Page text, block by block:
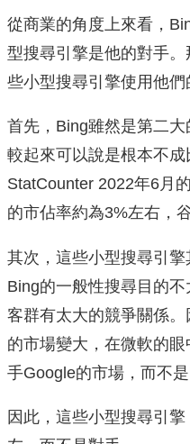
從商業的角度上來看，
型搜尋引擎是他的對手
些小型搜尋引擎使用他們
首先，Bing雖然是第二
較起來可以說是根本不
StatCounter 2022年6月
的市佔率約為3%左右，
其次，這些小型搜尋引
Bing的一般性搜尋目的
客群有太大的競爭關係
的市場變大，在微軟的
手Google的市場，而不是
因此，這些小型搜尋引